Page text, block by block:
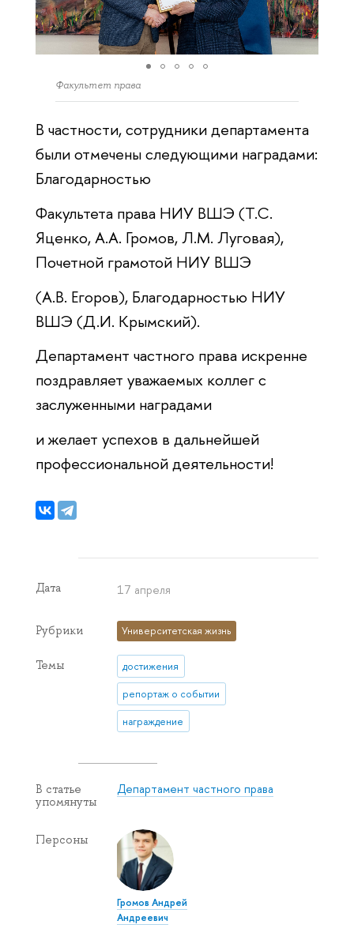
Факультет права
В частности, сотрудники департамента
были отмечены следующими наградами:
Благодарностью
Факультета права НИУ ВШЭ (Т.С.
Яценко, А.А. Громов, Л.М. Луговая),
Почетной грамотой НИУ ВШЭ
(А.В. Егоров), Благодарностью НИУ
ВШЭ (Д.И. Крымский).
Департамент частного права искренне
поздравляет уважаемых коллег с
заслуженными наградами
и желает успехов в дальнейшей
профессиональной деятельности!
Дата 17 апреля
Рубрики Университетская жизнь
Темы достижения
репортаж о событии
награждение
В статье
упомянуты
Департамент частного права
Персоны
Громов Андрей
Андреевич